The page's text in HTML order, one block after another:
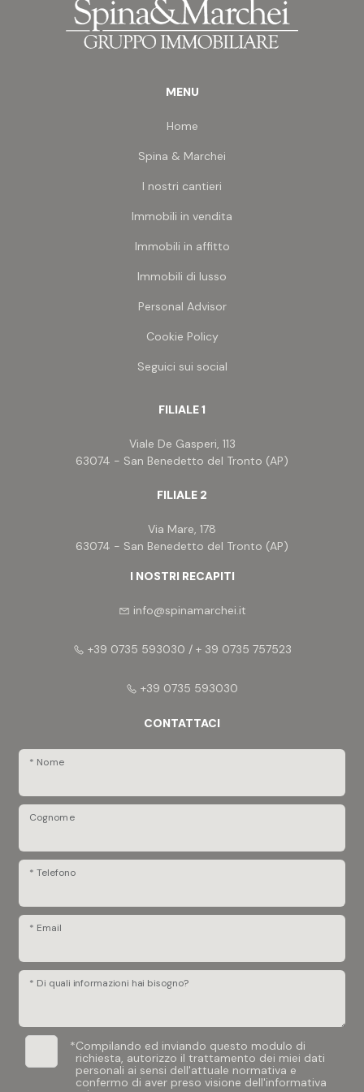
localizzato in primissima prima fila sul mare,
completo all'interno di ben sei piscine comuni a
disposizione esclusiva, passeggiate, servizi.
acquistare un comodo posto auto
un'area completamente controllata.
MENU
Home
Spina & Marchei
I nostri cantieri
Immobili in vendita
Immobili in affitto
Immobili di lusso
Personal Advisor
Cookie Policy
Seguici sui social
FILIALE 1
Viale De Gasperi, 113
63074 - San Benedetto del Tronto (AP)
FILIALE 2
Via Mare, 178
63074 - San Benedetto del Tronto (AP)
I NOSTRI RECAPITI
info@spinamarchei.it
+39 0735 593030 / + 39 0735 757523
+39 0735 593030
CONTATTACI
* Nome
Cognome
* Telefono
* Email
* Di quali informazioni hai bisogno?
*Compilando ed inviando questo modulo di
richiesta, autorizzo il trattamento dei miei dati
personali ai sensi dell'attuale normativa e
confermo di aver preso visione dell'informativa